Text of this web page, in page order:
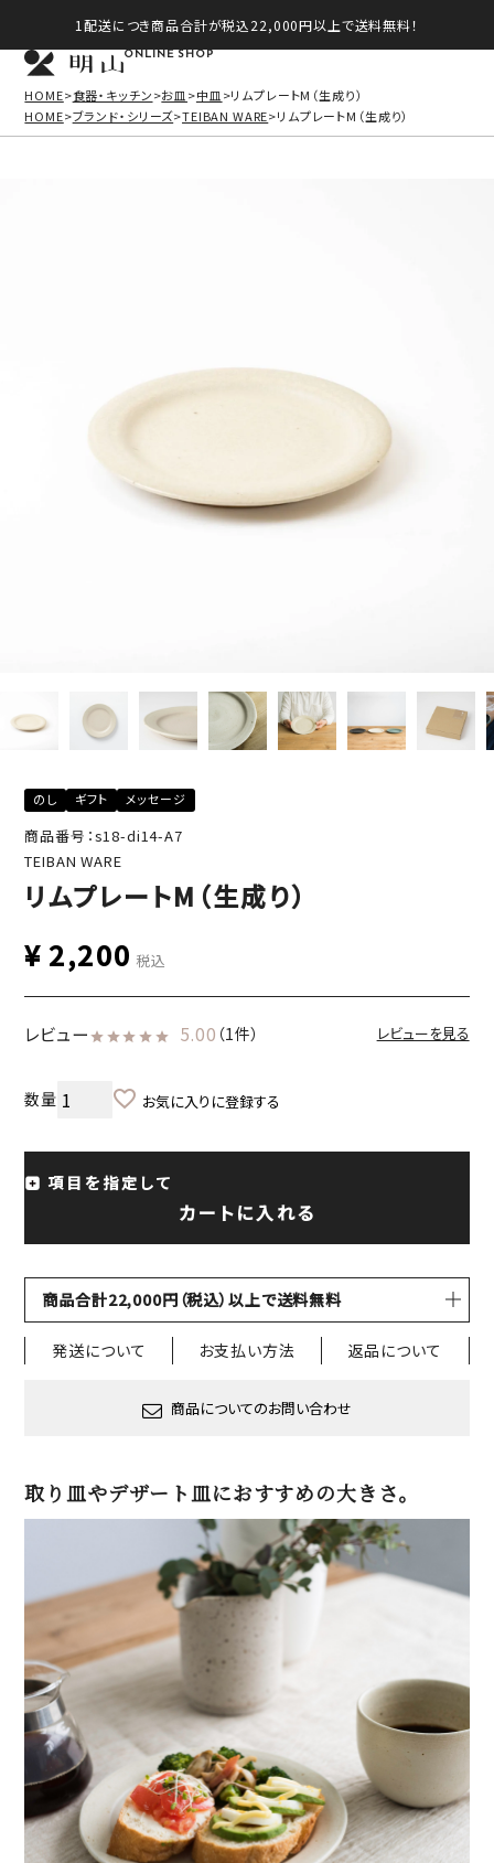
1配送につき商品合計が税込22,000円以上で送料無料！
ONLINE SHOP
HOME 食器・キッチン お皿 中皿
リムプレートM（生成り）
HOME ブランド・シリーズ TEIBAN WARE リムプレートM（生成り）
のし ギフト メッセージ
商品番号：s18-di14-A7
TEIBAN WARE
リムプレートM（生成り）
¥2,200 税込
レビュー 5.00 （1件） レビューを見る
お気に入りに登録する
項目を指定して
カートに入れる
商品合計22,000円（税込）以上で送料無料
発送について お支払い方法 返品について
商品についてのお問い合わせ
取り皿やデザート皿におすすめの大きさ。